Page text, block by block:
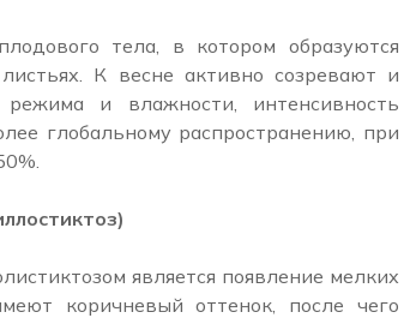
тела, в котором образуются
К весне активно созревают и
режима и влажности, интенсивность
глобальному распространению, при
является появление мелких
коричневый оттенок, после чего